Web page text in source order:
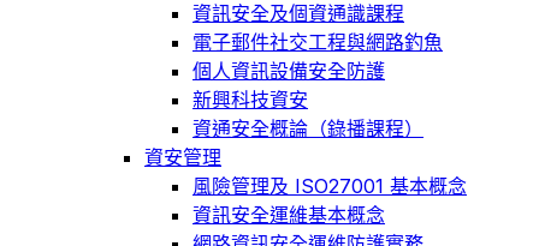
資訊安全及個資通識課程
電子郵件社交工程與網路釣魚
個人資訊設備安全防護
新興科技資安
資通安全概論（錄播課程）
資安管理
風險管理及 ISO27001 基本概念
資訊安全運維基本概念